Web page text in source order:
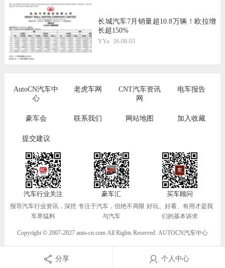
长城汽车7月销量超10.8万辆！欧拉增
长超150%
YYa 26-08-03
分享 个人中心
AutoCN汽车中
心
老虎车网
CNT汽车资讯
网
电车报告
豪车会 联系我们 网站地图 加入收藏
提交建议
汽车行业关注
报导汽车行业资讯，深挖
车界猛料
豪车汇
专注于汽车，但绝不局限
与汽车
买车顾问
好玩、好看、有用才是我
们的基本诉求
Copyright © 2007-2027 auto-cn.com All Rights Reserved. AUTOCN汽车中心